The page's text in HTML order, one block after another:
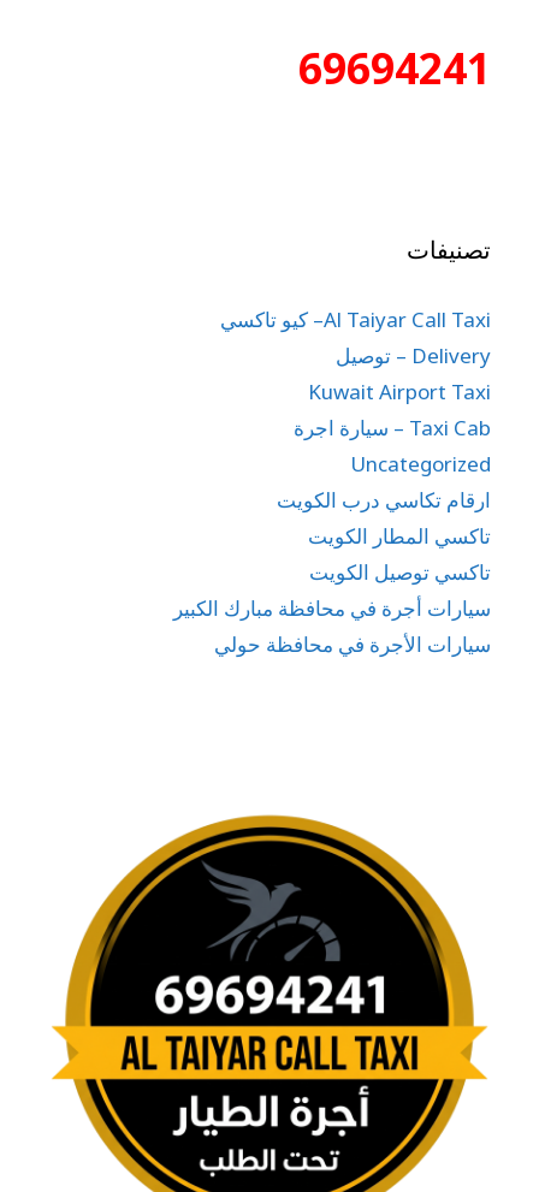
69694241
تصنيفات
Al Taiyar Call Taxi– كيو تاكسي
Delivery – توصيل
Kuwait Airport Taxi
Taxi Cab – سيارة اجرة
Uncategorized
ارقام تكاسي درب الكويت
تاكسي المطار الكويت
تاكسي توصيل الكويت
سيارات أجرة في محافظة مبارك الكبير
سيارات الأجرة في محافظة حولي